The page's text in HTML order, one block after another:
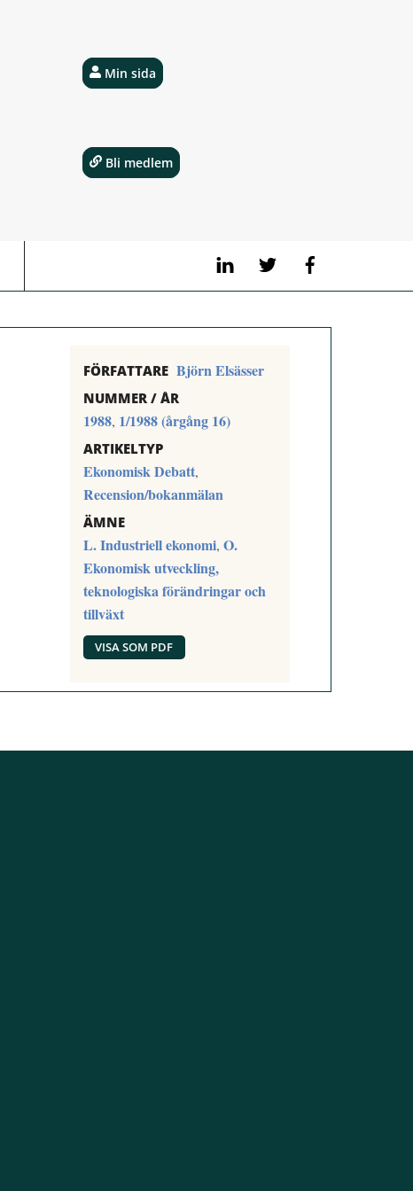
LinkedIn Twitter
Min sida
Bli medlem
FÖRFATTARE Björn Elsässer
NUMMER / ÅR
1988, 1/1988 (årgång 16)
ARTIKELTYP
Ekonomisk Debatt,
Recension/bokanmälan
ÄMNE
L. Industriell ekonomi, O.
Ekonomisk utveckling,
teknologiska förändringar och
tillväxt
VISA SOM PDF